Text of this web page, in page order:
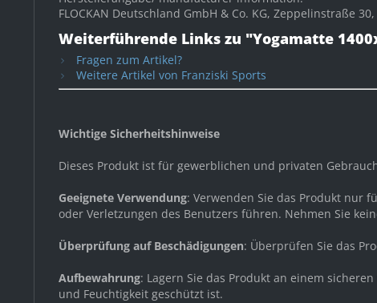
FLOCKAN Deutschland GmbH & Co. KG, Zeppelinstraße
Weiterführende Links zu "Yogamatte
Fragen zum Artikel?
Weitere Artikel von Franziski Sports
Wichtige Sicherheitshinweise
Dieses Produkt ist für gewerblichen und privaten
Geeignete Verwendung: Verwenden Sie das Produkt nur
oder Verletzungen des Benutzers führen. Nehmen Sie
Überprüfung auf Beschädigungen: Überprüfen Sie das
Aufbewahrung: Lagern Sie das Produkt an einem
und Feuchtigkeit geschützt ist.